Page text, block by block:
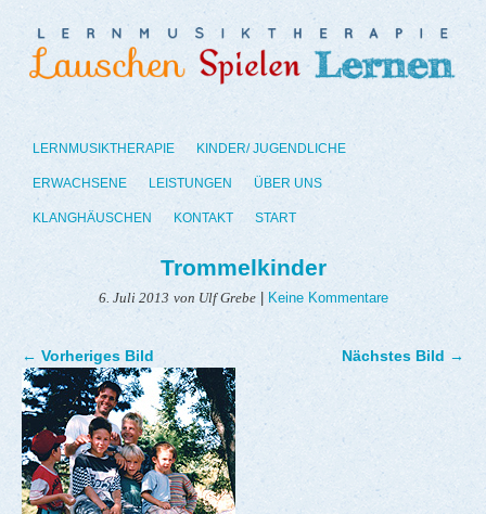
LERNMUSIKTHERAPIE KINDER/ JUGENDLICHE
ERWACHSENE LEISTUNGEN ÜBER UNS
KLANGHÄUSCHEN KONTAKT START
Trommelkinder
6. Juli 2013 von Ulf Grebe| Keine Kommentare
← Vorheriges Bild Nächstes Bild →